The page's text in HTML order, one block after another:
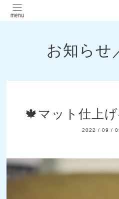
お知らせ
🍁マット仕上
2022 / 09 /